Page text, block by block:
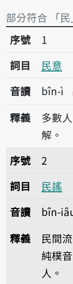
部分符合 「
序號1民意
序號
1
詞目
民意
音讀
bîn-ì
釋義
多數
解。
序號2民謠
序號
2
詞目
民謠
音讀
bîn-
釋義
民間
純樸
人。